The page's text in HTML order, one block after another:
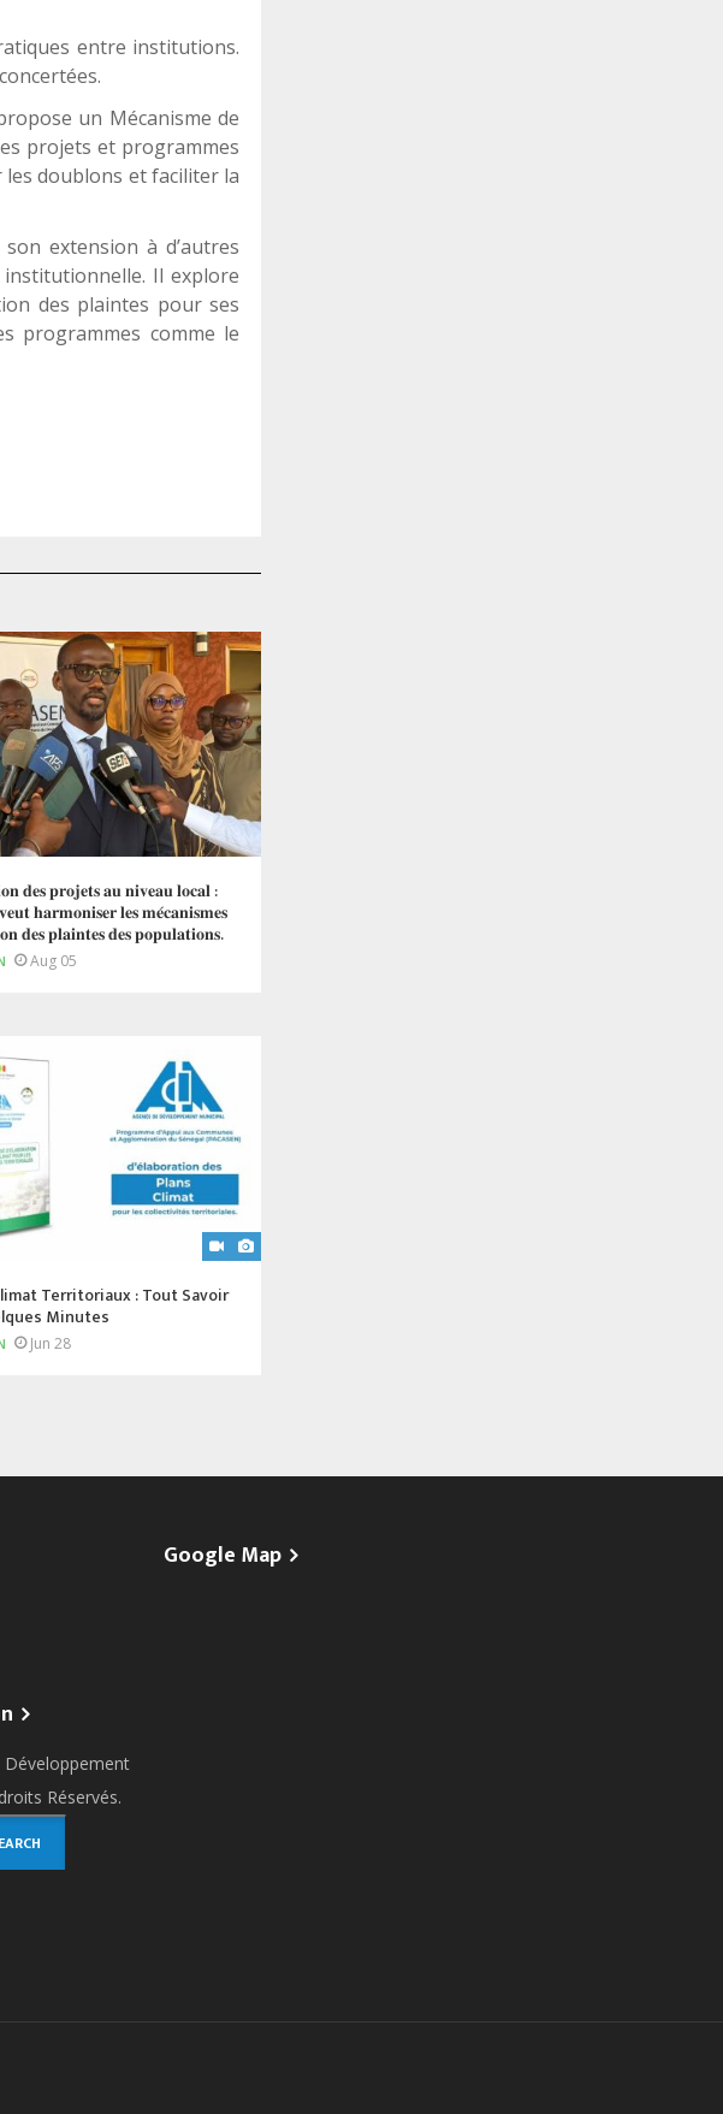
entre institutions.
un Mécanisme de
projets et programmes
les doublons et faciliter la
extension à d’autres
institutionnelle. Il explore
des plaintes pour ses
programmes comme le
𝐝𝐞𝐬 𝐩𝐫𝐨𝐣𝐞𝐭𝐬 𝐚𝐮 𝐧𝐢𝐯𝐞𝐚𝐮 𝐥𝐨𝐜𝐚𝐥 :
𝐡𝐚𝐫𝐦𝐨𝐧𝐢𝐬𝐞𝐫 𝐥𝐞𝐬 𝐦𝐞́𝐜𝐚𝐧𝐢𝐬𝐦𝐞𝐬
𝐝𝐞𝐬 𝐩𝐥𝐚𝐢𝐧𝐭𝐞𝐬 𝐝𝐞𝐬 𝐩𝐨𝐩𝐮𝐥𝐚𝐭𝐢𝐨𝐧𝐬.
Aug 05
Territoriaux : Tout Savoir
Minutes
Jun 28
Développement
Réservés.
Google Map